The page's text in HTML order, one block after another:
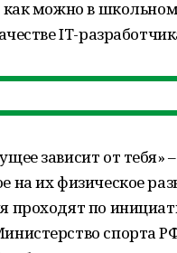
как можно в
IT-
зависит от тебя»
на их физическое
проходят по
спорта